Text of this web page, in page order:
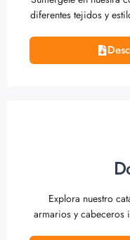
diferentes tejidos y
Explora nuestro
armarios y cabeceros